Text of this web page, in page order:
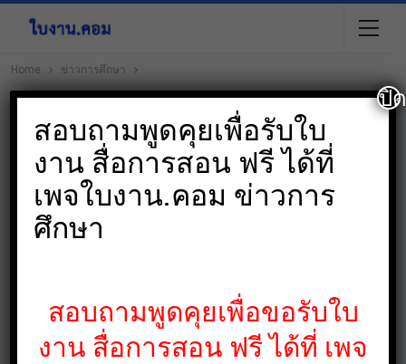
Home ข่าวการศึกษา
สอบถามพูดคุยเพื่อรับใบ
งาน สื่อการสอน ฟรี ได้ที่
เพจใบงาน.คอม ข่าวการ
ศึกษา
สอบถามพูดคุยเพื่อขอรับใบ
งาน สื่อการสอน ฟรี ได้ที่ เพจ
ปิด